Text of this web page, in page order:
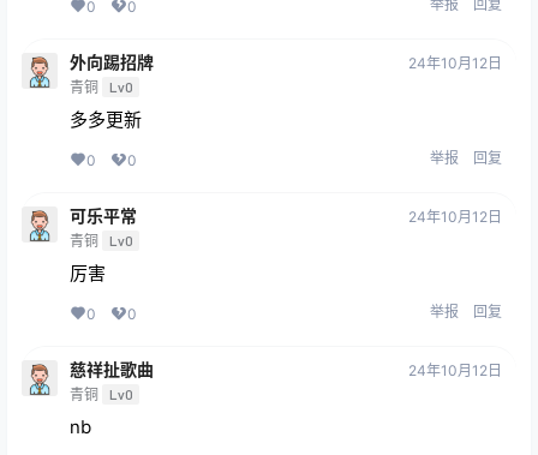
0 0 举报 回复
外向踢招牌
青铜 Lv0
24年10月12日
多多更新
0 0 举报 回复
可乐平常
青铜 Lv0
24年10月12日
厉害
0 0 举报 回复
慈祥扯歌曲
青铜 Lv0
24年10月12日
nb